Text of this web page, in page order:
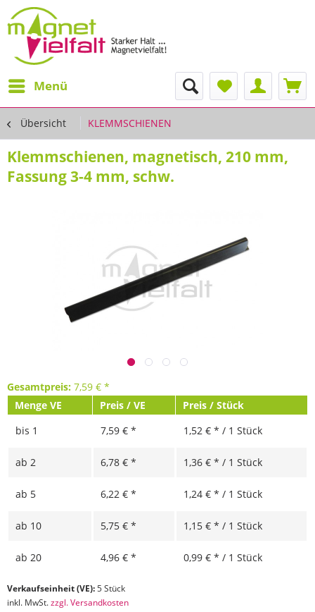
Menü
Übersicht KLEMMSCHIENEN
Klemmschienen, magnetisch, 210 mm,
Fassung 3-4 mm, schw.
Gesamtpreis: 7,59 € *
Menge VE
Preis / VE
Preis / Stück
bis 1 7,59 € * 1,52 € * / 1 Stück
ab 2 6,78 € * 1,36 € * / 1 Stück
ab 5 6,22 € * 1,24 € * / 1 Stück
ab 10 5,75 € * 1,15 € * / 1 Stück
ab 20 4,96 € * 0,99 € * / 1 Stück
Verkaufseinheit (VE):5 Stück
inkl. MwSt.zzgl. Versandkosten